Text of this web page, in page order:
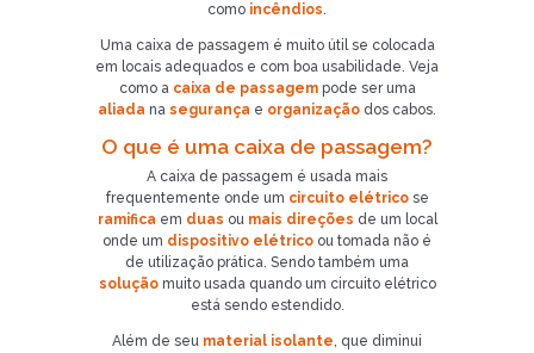
como incêndios.
Uma caixa de passagem é muito útil se colocada
em locais adequados e com boa usabilidade. Veja
como acaixa de passagempode ser uma
aliada na segurança e organização dos cabos.
O que é uma caixa de passagem?
A caixa de passagem é usada mais
frequentemente onde um circuito elétricose
ramifica em duas ou mais direções de um local
onde um dispositivo elétrico ou tomada não é
de utilização prática. Sendo também uma
solução muito usada quando um circuito elétrico
está sendo estendido.
Além de seu material isolante, que diminui